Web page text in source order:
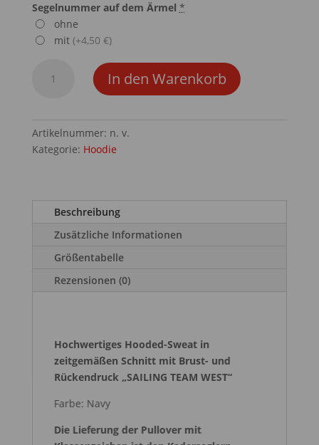
Segelnummer auf dem Ärmel *
ohne
mit (+4,50 €)
Menge
In den Warenkorb
Artikelnummer: n. v.
Kategorie: Hoodie
Beschreibung
Zusätzliche Informationen
Größentabelle
Rezensionen (0)
Hochwertiges Hooded-Sweat in
zeitgemäßen Schnitt mit Brust- und
Rückendruck „SAILING TEAM WEST“
Farbe: Navy
Die Lieferung der Pullover mit